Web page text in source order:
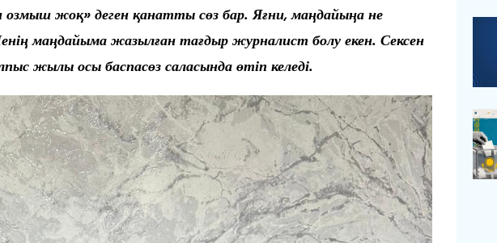
жоқ» деген қанатты сөз бар. Яғни, маңдайыңа не
маңдайыма жазылған тағдыр журналист болу екен. Сексен
жылы осы баспасөз саласында өтіп келеді.